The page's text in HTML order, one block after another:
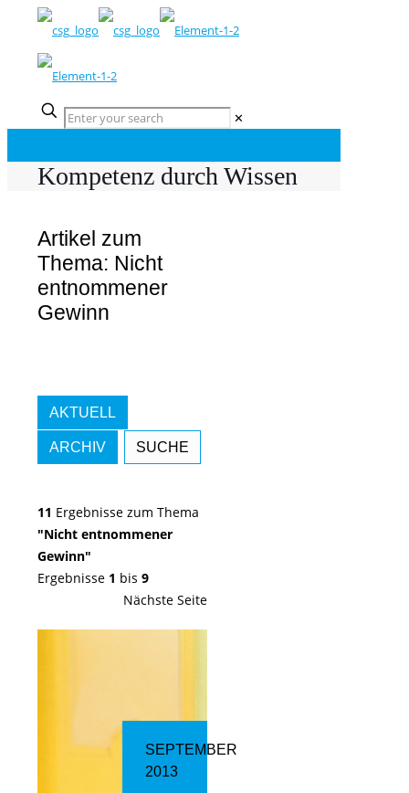
✕
Kompetenz durch Wissen
Artikel zum
Thema: Nicht
entnommener
Gewinn
AKTUELL
ARCHIV SUCHE
11 Ergebnisse zum Thema
"Nicht entnommener
Gewinn"
Ergebnisse 1 bis 9
Nächste Seite
SEPTEMBER
2013